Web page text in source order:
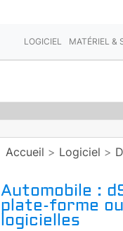
LOGICIEL MATÉRIEL &
Accueil > Logiciel >
Automobile :
plate-forme
logicielles